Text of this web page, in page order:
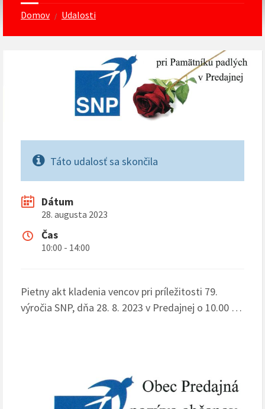
Domov / Udalosti
Táto udalosť sa skončila
Dátum
28. augusta 2023
Čas
10:00 - 14:00
Pietny akt kladenia vencov pri príležitosti 79.
výročia SNP, dňa 28. 8. 2023 v Predajnej o 10.00 …